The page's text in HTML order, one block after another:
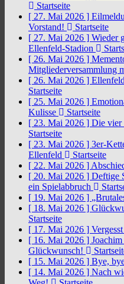
Startseite
[ 27. Mai 2026 ]
Vorstand!
Startseite
[ 27. Mai 2026 ] Wieder
Ellenfeld-Stadion
[ 26. Mai 2026 ]
Mitgliederversammlung
[ 26. Mai 2026 ]
Startseite
[ 25. Mai 2026 ]
Kulisse
Startseite
[ 23. Mai 2026 ] Die vier
Startseite
[ 23. Mai 2026 ] 3er-
Ellenfeld
Startseite
[ 22. Mai 2026 ]
[ 20. Mai 2026 ] Deftige
ein Spielabbruch
[ 19. Mai 2026 ]
[ 18. Mai 2026 ]
Startseite
[ 17. Mai 2026 ]
[ 16. Mai 2026 ]
Glückwunsch!
[ 15. Mai 2026 ] Bye,
[ 14. Mai 2026 ] Nach